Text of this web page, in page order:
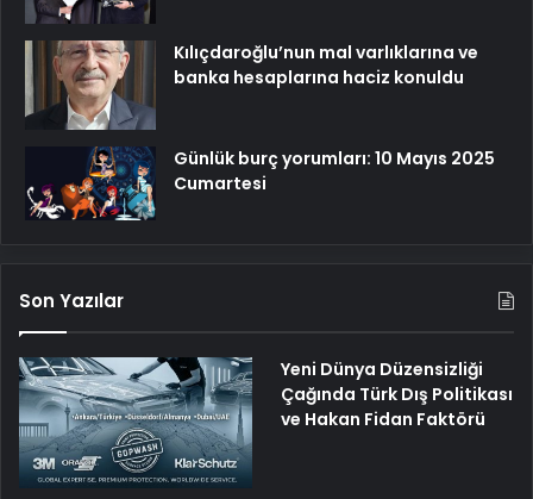
Kılıçdaroğlu’nun mal varlıklarına ve
banka hesaplarına haciz konuldu
Günlük burç yorumları: 10 Mayıs 2025
Cumartesi
Son Yazılar
Yeni Dünya Düzensizliği
Çağında Türk Dış Politikası
ve Hakan Fidan Faktörü